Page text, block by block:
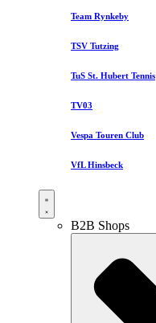
Team Rynkeby
TSV Tutzing
TuS St. Hubert Tennis
TV03
Vespa Touren Club
VfL Hinsbeck
B2B Shops